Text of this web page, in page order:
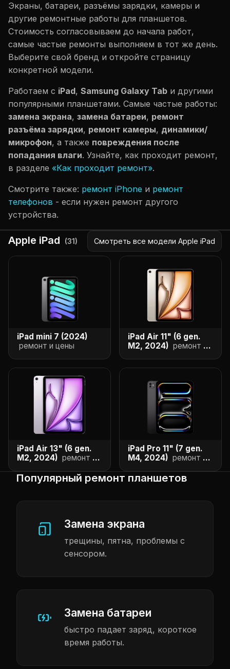
Экраны, батареи, разъёмы зарядки, камеры и
другие ремонтные работы для планшетов.
Стоимость согласовываем до начала работ,
самые частые ремонты выполняем в тот же день.
Выберите свой бренд и откройте страницу
конкретной модели.
Работаем с iPad, Samsung Galaxy Tab и другими
популярными планшетами. Самые частые работы:
замена экрана, замена батареи, ремонт
разъёма зарядки, ремонт камеры, динамики/
микрофон, а также повреждения после
попадания влаги. Узнайте, как проходит ремонт,
в разделе «Как проходит ремонт».
Смотрите также: ремонт iPhone и ремонт
телефонов - если нужен ремонт другого
устройства.
Apple iPad (31) Смотреть все модели Apple iPad
iPad mini 7 (2024)
ремонт и цены
iPad Air 11" (6 gen.
M2, 2024) ремонт и
iPad Air 13" (6 gen.
M2, 2024) ремонт и
iPad Pro 11" (7 gen.
M4, 2024) ремонт и
Популярный ремонт планшетов
Замена экрана
трещины, пятна, проблемы с
сенсором.
Замена батареи
быстро падает заряд, короткое
время работы.